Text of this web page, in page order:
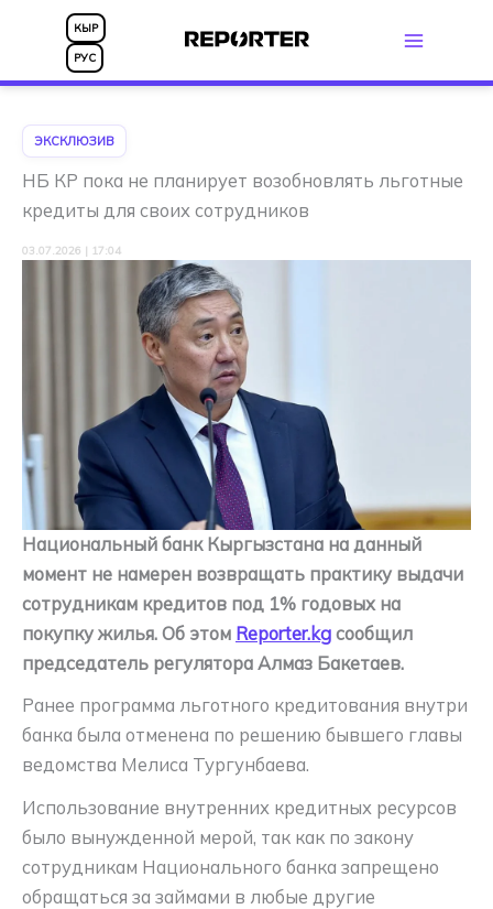
Перейти
содержимому
КЫР
РУС
ЭКСКЛЮЗИВ
НБ КР пока не планирует возобновлять льготные
кредиты для своих сотрудников
03.07.2026 | 17:04
Национальный банк Кыргызстана на данный
момент не намерен возвращать практику выдачи
сотрудникам кредитов под 1% годовых на
покупку жилья. Об этом Reporter.kg сообщил
председатель регулятора Алмаз Бакетаев.
Ранее программа льготного кредитования внутри
банка была отменена по решению бывшего главы
ведомства Мелиса Тургунбаева.
Использование внутренних кредитных ресурсов
было вынужденной мерой, так как по закону
сотрудникам Национального банка запрещено
обращаться за займами в любые другие